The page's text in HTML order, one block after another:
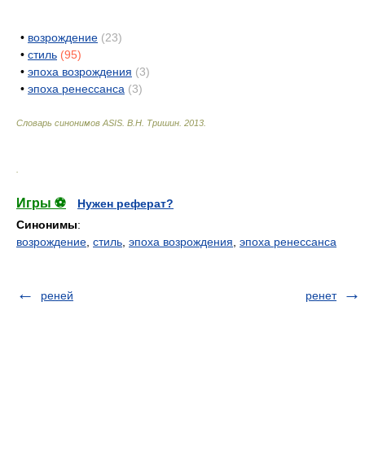
• возрождение (23)
• стиль (95)
• эпоха возрождения (3)
• эпоха ренессанса (3)
Словарь синонимов ASIS. В.Н. Тришин 2013
Игры ⚽
Нужен реферат?
Синонимы:
возрождение стиль эпоха возрождения эпоха ренессанса
реней ренет